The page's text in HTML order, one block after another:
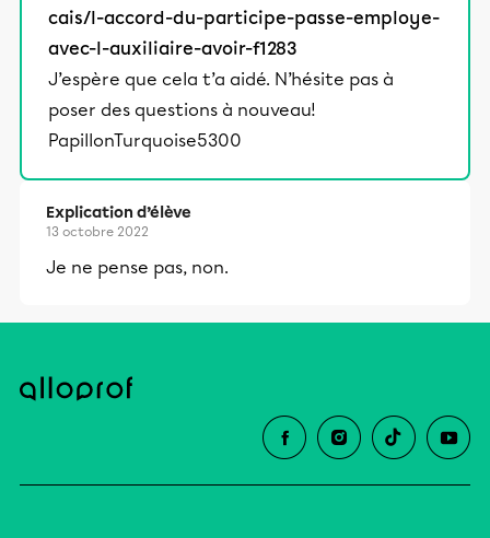
cais/l-accord-du-participe-passe-employe-
avec-l-auxiliaire-avoir-f1283
J’espère que cela t’a aidé. N’hésite pas à
poser des questions à nouveau!
PapillonTurquoise5300
Explication d’élève
13 octobre 2022
Je ne pense pas, non.